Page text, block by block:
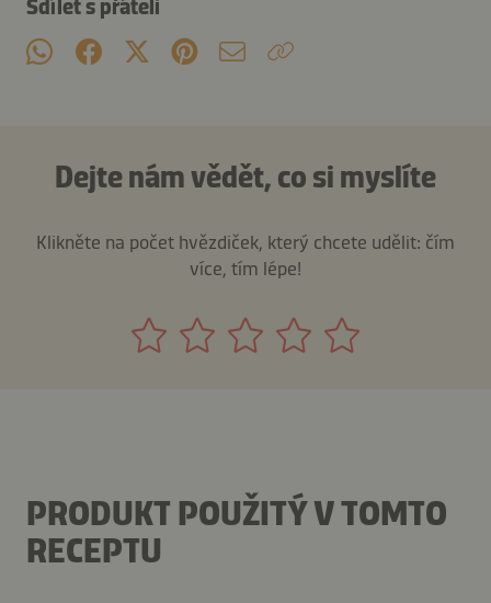
Sdílet s přáteli
Dejte nám vědět, co si myslíte
Klikněte na počet hvězdiček, který chcete udělit: čím
více, tím lépe!
PRODUKT POUŽITÝ V TOMTO
RECEPTU